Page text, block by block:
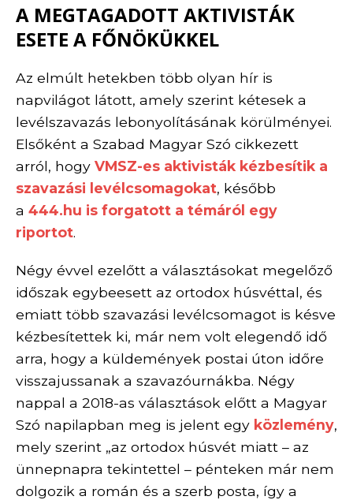
A MEGTAGADOTT AKTIVISTÁK
ESETE A FŐNÖKÜKKEL
Az elmúlt hetekben több olyan hír is
napvilágot látott, amely szerint kétesek a
levélszavazás lebonyolításának körülményei.
Elsőként a Szabad Magyar Szó cikkezett
arról, hogy VMSZ-es aktivisták kézbesítik a
szavazási levélcsomagokat, később
a 444.hu is forgatott a témáról egy
riportot.
Négy évvel ezelőtt a választásokat megelőző
időszak egybeesett az ortodox húsvéttal, és
emiatt több szavazási levélcsomagot is késve
kézbesítettek ki, már nem volt elegendő idő
arra, hogy a küldemények postai úton időre
visszajussanak a szavazóurnákba. Négy
nappal a 2018-as választások előtt a Magyar
Szó napilapban meg is jelent egy közlemény,
mely szerint „az ortodox húsvét miatt – az
ünnepnapra tekintettel – pénteken már nem
dolgozik a román és a szerb posta, így a